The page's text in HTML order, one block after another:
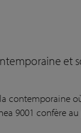
et
contemporaine
9001 confère